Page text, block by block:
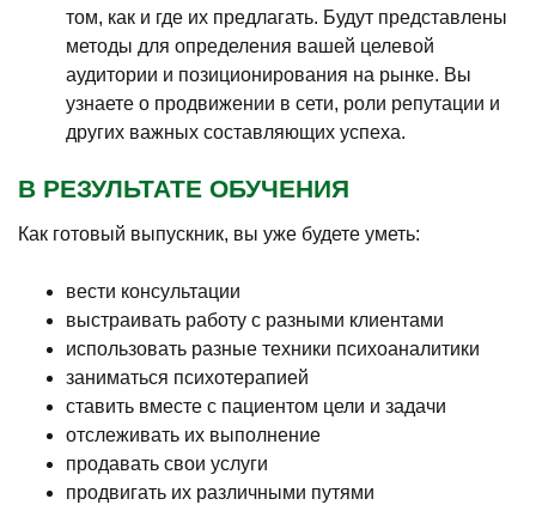
том, как и где их предлагать. Будут представлены
методы для определения вашей целевой
аудитории и позиционирования на рынке. Вы
узнаете о продвижении в сети, роли репутации и
других важных составляющих успеха.
В РЕЗУЛЬТАТЕ ОБУЧЕНИЯ
Как готовый выпускник, вы уже будете уметь:
вести консультации
выстраивать работу с разными клиентами
использовать разные техники психоаналитики
заниматься психотерапией
ставить вместе с пациентом цели и задачи
отслеживать их выполнение
продавать свои услуги
продвигать их различными путями